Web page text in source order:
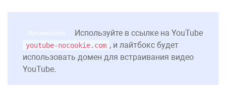
Примечание Используйте в ссылке на YouTube
youtube-nocookie.com , и лайтбокс будет
использовать домен для встраивания видео
YouTube.